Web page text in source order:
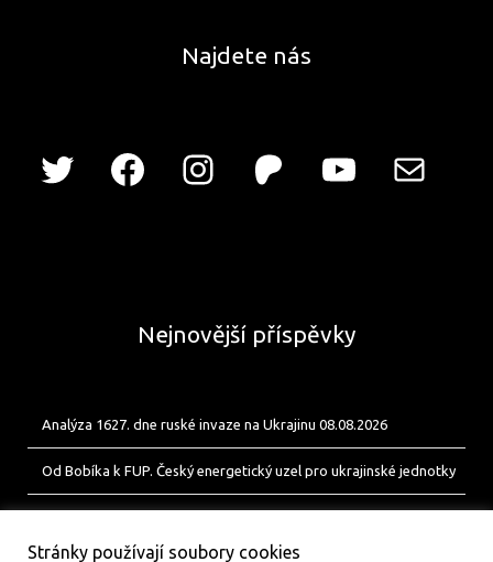
Najdete nás
Nejnovější příspěvky
Analýza 1627. dne ruské invaze na Ukrajinu 08.08.2026
Od Bobíka k FUP. Český energetický uzel pro ukrajinské jednotky
Stránky používají soubory cookies